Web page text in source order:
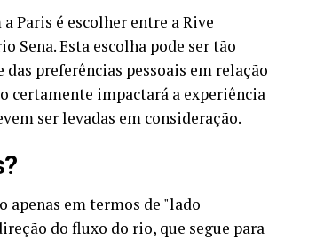
Paris é escolher entre a Rive
Sena. Esta escolha pode ser tão
preferências pessoais em relação
certamente impactará a experiência
ser levadas em consideração.
apenas em termos de "lado
do fluxo do rio, que segue para